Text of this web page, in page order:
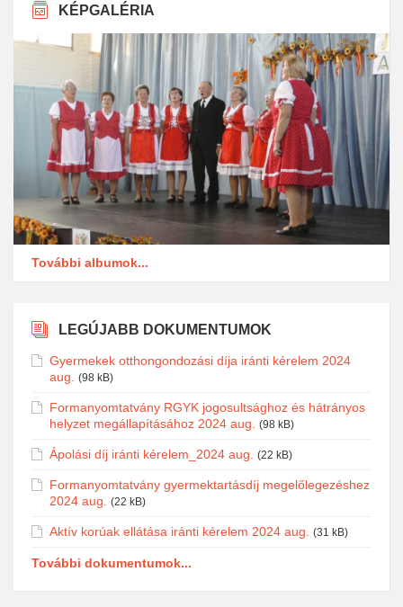
KÉPGALÉRIA
További albumok...
LEGÚJABB DOKUMENTUMOK
Gyermekek otthongondozási díja iránti kérelem 2024
aug.
(98 kB)
Formanyomtatvány RGYK jogosultsághoz és hátrányos
helyzet megállapításához 2024 aug.
(98 kB)
Ápolási díj iránti kérelem_2024 aug. (22 kB)
Formanyomtatvány gyermektartásdíj megelőlegezéshez
2024 aug.
(22 kB)
Aktív korúak ellátása iránti kérelem 2024 aug. (31 kB)
További dokumentumok...